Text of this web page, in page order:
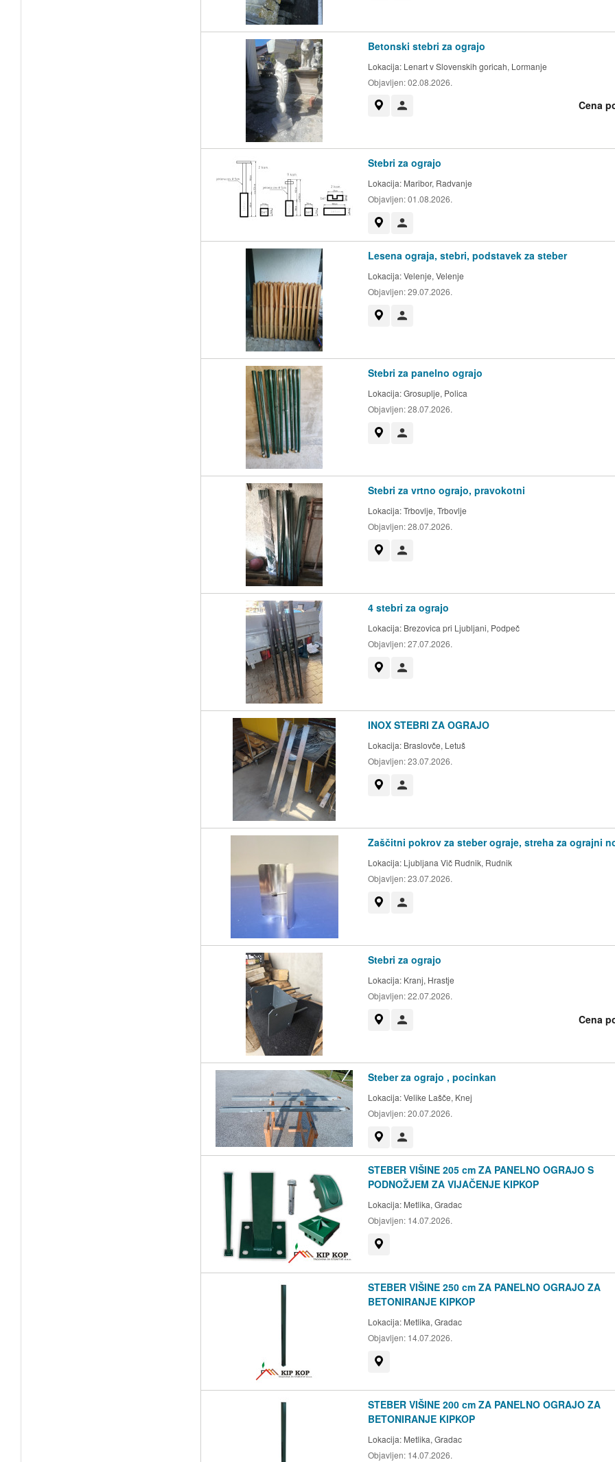
Betonski stebri za ograjo
Lokacija: Lenart v Slovenskih goricah, Lormanje
Objavljen:02.08.2026.
Cena
Stebri za ograjo
Lokacija: Maribor, Radvanje
Objavljen:01.08.2026.
Lesena ograja, stebri, podstavek za steber
Lokacija:Velenje, Velenje
Objavljen:29.07.2026.
Stebri za panelno ograjo
Lokacija:Grosuplje, Polica
Objavljen:28.07.2026.
Stebri za vrtno ograjo, pravokotni
Lokacija:Trbovlje, Trbovlje
Objavljen:28.07.2026.
4 stebri za ograjo
Lokacija: Brezovica pri Ljubljani, Podpeč
Objavljen:27.07.2026.
INOX STEBRI ZA OGRAJO
Lokacija: Braslovče, Letuš
Objavljen:23.07.2026.
Zaščitni pokrov za steber ograje, streha za ograjni
Lokacija: Ljubljana Vič Rudnik, Rudnik
Objavljen:23.07.2026.
Stebri za ograjo
Lokacija: Kranj, Hrastje
Objavljen:22.07.2026.
Cena
Steber za ograjo , pocinkan
Lokacija:Velike Lašče, Knej
Objavljen:20.07.2026.
STEBER VIŠINE 205 cm ZA PANELNO OGRAJO S
PODNOŽJEM ZA VIJAČENJE KIPKOP
Lokacija: Metlika, Gradac
Objavljen: 14.07.2026.
STEBER VIŠINE 250 cm ZA PANELNO OGRAJO ZA
BETONIRANJE KIPKOP
Lokacija: Metlika, Gradac
Objavljen: 14.07.2026.
STEBER VIŠINE 200 cm ZA PANELNO OGRAJO ZA
BETONIRANJE KIPKOP
Lokacija: Metlika, Gradac
Objavljen: 14.07.2026.